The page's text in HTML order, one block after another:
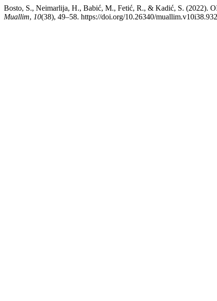
Bosto, S., Neimarlija, H., Babić, M., Fetić, R., & Kadić, S.
Muallim, 10(38), 49–58. https://doi.org/10.26340/muallim.v10i38.932